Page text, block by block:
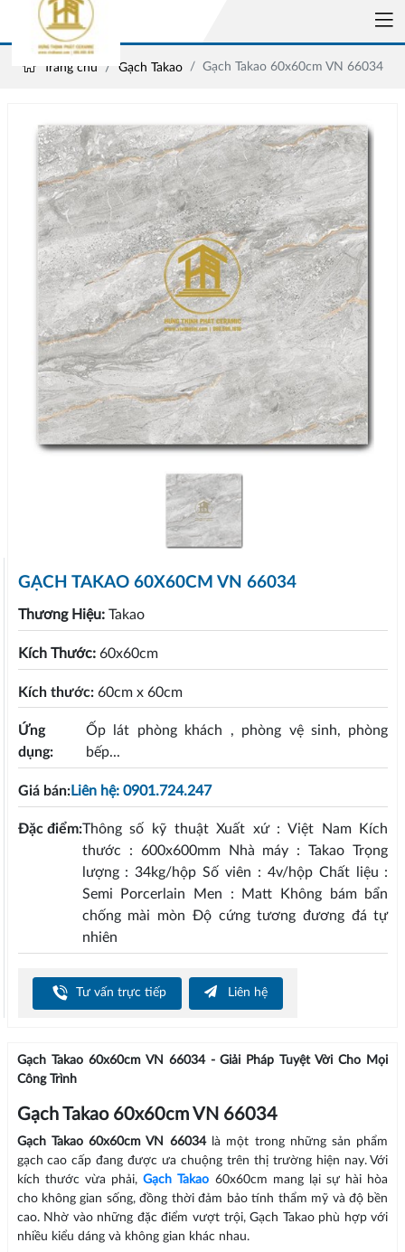
Trang chủ Gạch Takao Gạch Takao 60x60cm VN 66034
GẠCH TAKAO 60X60CM VN 66034
Thương Hiệu: Takao
Kích Thước: 60x60cm
Kích thước: 60cm x 60cm
Ứng
dụng:
Ốp lát phòng khách , phòng vệ sinh, phòng
bếp...
Giá bán:Liên hệ: 0901.724.247
Đặc điểm:Thông số kỹ thuật Xuất xứ : Việt Nam Kích
thước : 600x600mm Nhà máy : Takao Trọng
lượng : 34kg/hộp Số viên : 4v/hộp Chất liệu :
Semi Porcerlain Men : Matt Không bám bẩn
chống mài mòn Độ cứng tương đương đá tự
nhiên
Tư vấn trực tiếp Liên hệ
Gạch Takao 60x60cm VN 66034 - Giải Pháp Tuyệt Vời Cho Mọi
Công Trình
Gạch Takao 60x60cm VN 66034
Gạch Takao 60x60cm VN 66034là một trong những sản phẩm
gạch cao cấp đang được ưa chuộng trên thị trường hiện nay. Với
kích thước vừa phải,Gạch Takao 60x60cm mang lại sự hài hòa
cho không gian sống, đồng thời đảm bảo tính thẩm mỹ và độ bền
cao. Nhờ vào những đặc điểm vượt trội, Gạch Takao phù hợp với
nhiều kiểu dáng và không gian khác nhau.